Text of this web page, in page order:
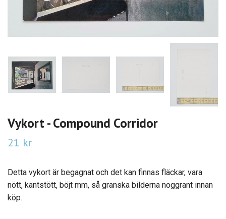
Vykort - Compound Corridor
21 kr
Detta vykort är begagnat och det kan finnas fläckar, vara
nött, kantstött, böjt mm, så granska bilderna noggrant innan
köp.